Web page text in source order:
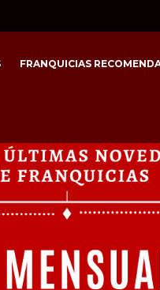
FRANQUICIAS